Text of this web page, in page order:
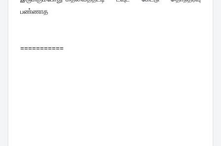
பண்ணாத
===========